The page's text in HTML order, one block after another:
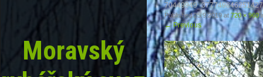
Moravský
Published25.9.2019at720 × 960
←Previous